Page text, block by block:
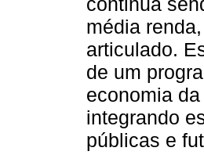
média
articulado.
de um
economia
integrando
públicas e